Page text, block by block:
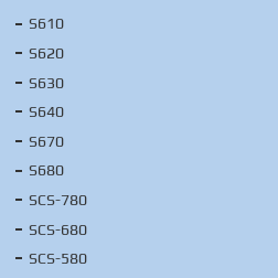
S610
S620
S630
S640
S670
S680
SCS-780
SCS-680
SCS-580